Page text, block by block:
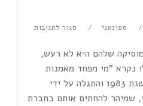
ספונטני סגור לתגובות
שלהם היא לא רעש,
נקרא "מי מפחד מאמנות
הרעש".ההרכב הזה הוקם בשנת 1983 והתגלה על ידי
שמיהר להחתים אותם בחברת